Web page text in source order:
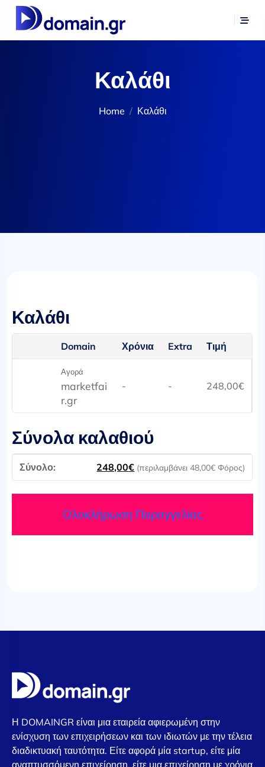
Καλάθι
Home Καλάθι
Καλάθι
Domain Χρόνια Extra Τιμή
Αγορά
marketfai
r.gr
- - 248,00€
Σύνολα καλαθιού
248,00€ (περιλαμβάνει48,00€ Φόρος)
Ολοκλήρωση Παραγγελίας
Η DOMAINGR είναι μια εταιρεία αφιερωμένη στην
ενίσχυση των επιχειρήσεων και των ιδιωτών με την τέλεια
διαδικτυακή ταυτότητα. Είτε αφορά μία startup, είτε μία
αναπτυσσόμενη επιχείρηση, είτε μια επιχείρηση με χρόνια